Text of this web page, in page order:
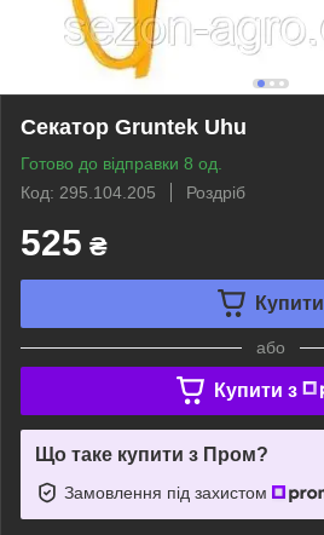
Секатор Gruntek Uhu
Готово до відправки 8 од.
Код: 295.104.205
Роздріб
525 ₴
Купити
або
Купити з
Що таке купити з Пром?
Замовлення під захистом